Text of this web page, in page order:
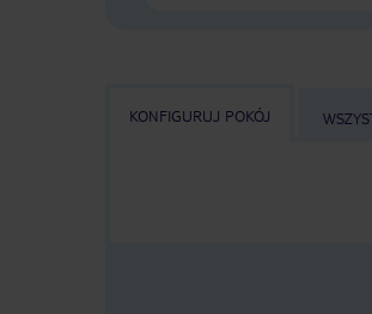
KONFIGURUJ POKÓJ